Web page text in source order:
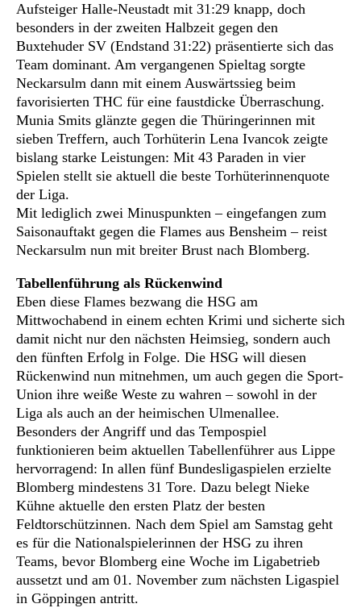
Aufsteiger Halle-Neustadt mit 31:29 knapp, doch
besonders in der zweiten Halbzeit gegen den
Buxtehuder SV (Endstand 31:22) präsentierte sich das
Team dominant. Am vergangenen Spieltag sorgte
Neckarsulm dann mit einem Auswärtssieg beim
favorisierten THC für eine faustdicke Überraschung.
Munia Smits glänzte gegen die Thüringerinnen mit
sieben Treffern, auch Torhüterin Lena Ivancok zeigte
bislang starke Leistungen: Mit 43 Paraden in vier
Spielen stellt sie aktuell die beste Torhüterinnenquote
der Liga.
Mit lediglich zwei Minuspunkten – eingefangen zum
Saisonauftakt gegen die Flames aus Bensheim – reist
Neckarsulm nun mit breiter Brust nach Blomberg.
Tabellenführung als Rückenwind
Eben diese Flames bezwang die HSG am
Mittwochabend in einem echten Krimi und sicherte sich
damit nicht nur den nächsten Heimsieg, sondern auch
den fünften Erfolg in Folge. Die HSG will diesen
Rückenwind nun mitnehmen, um auch gegen die Sport-
Union ihre weiße Weste zu wahren – sowohl in der
Liga als auch an der heimischen Ulmenallee.
Besonders der Angriff und das Tempospiel
funktionieren beim aktuellen Tabellenführer aus Lippe
hervorragend: In allen fünf Bundesligaspielen erzielte
Blomberg mindestens 31 Tore. Dazu belegt Nieke
Kühne aktuelle den ersten Platz der besten
Feldtorschützinnen. Nach dem Spiel am Samstag geht
es für die Nationalspielerinnen der HSG zu ihren
Teams, bevor Blomberg eine Woche im Ligabetrieb
aussetzt und am 01. November zum nächsten Ligaspiel
in Göppingen antritt.